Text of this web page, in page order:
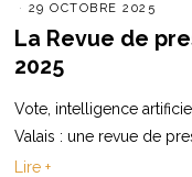
29 OCTOBRE 2025
La Revue de
2025
Vote, intelligence
Valais : une revue de
Lire +